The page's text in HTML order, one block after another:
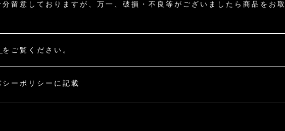
留意しておりますが、万一、破損・不良等がございましたら商品をお
をご覧ください。
ーポリシーに記載